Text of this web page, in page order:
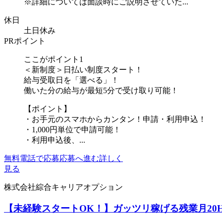
休日
土日休み
PRポイント
ここがポイント1
＜新制度＞日払い制度スタート！
給与受取日を「選べる」！
働いた分の給与が最短5分で受け取り可能！
【ポイント】
・お手元のスマホからカンタン！申請・利用申込！
・1,000円単位で申請可能！
・利用申込後、...
無料電話で応募応募へ進む詳しく
見る
株式会社綜合キャリアオプション
【未経験スタートOK！】ガッツリ稼げる残業月